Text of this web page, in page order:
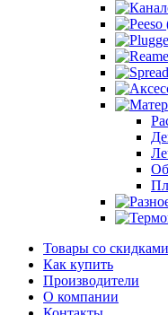
Товары со скидками
Как купить
Производители
О компании